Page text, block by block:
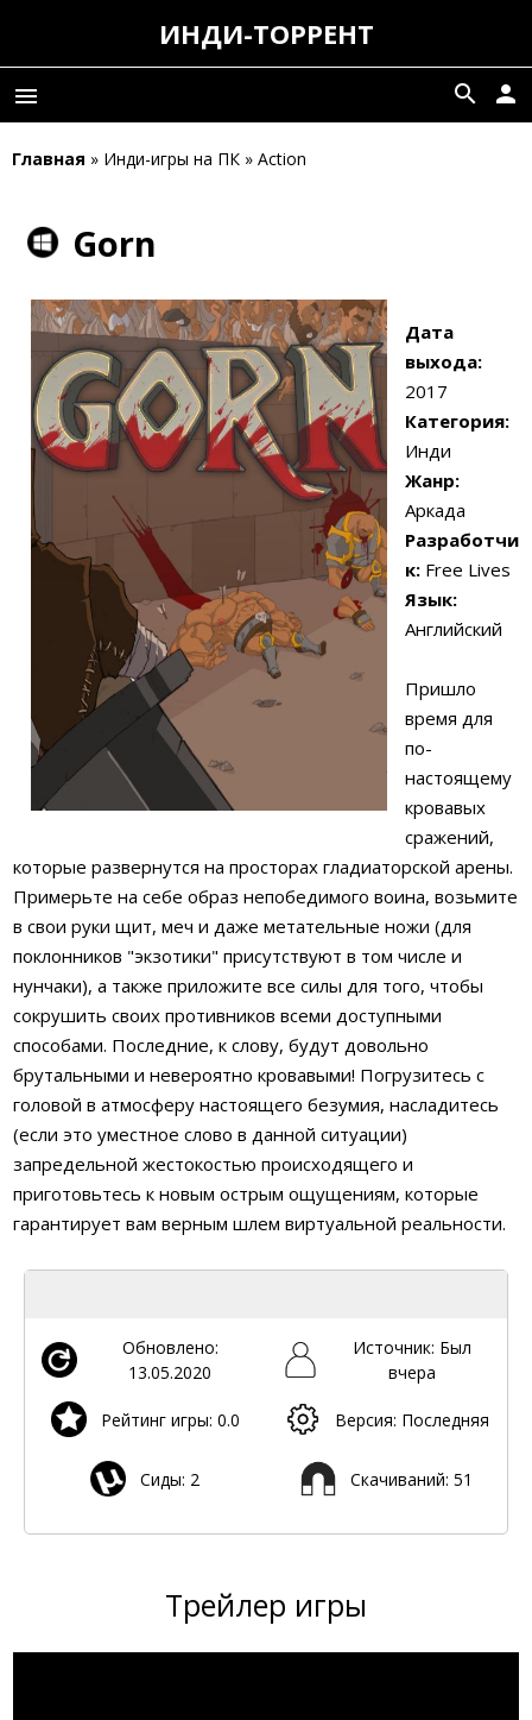
ИНДИ-ТОРРЕНТ
menu person
search
Главная » Инди-игры на ПК » Action
Gorn
Дата
выхода:
2017
Категория:
Инди
Жанр:
Аркада
Разработчи
к: Free Lives
Язык:
Английский
Пришло
время для
по-
настоящему
кровавых
сражений,
которые развернутся на просторах гладиаторской арены.
Примерьте на себе образ непобедимого воина, возьмите
в свои руки щит, меч и даже метательные ножи (для
поклонников "экзотики" присутствуют в том числе и
нунчаки), а также приложите все силы для того, чтобы
сокрушить своих противников всеми доступными
способами. Последние, к слову, будут довольно
брутальными и невероятно кровавыми! Погрузитесь с
головой в атмосферу настоящего безумия, насладитесь
(если это уместное слово в данной ситуации)
запредельной жестокостью происходящего и
приготовьтесь к новым острым ощущениям, которые
гарантирует вам верным шлем виртуальной реальности.
Обновлено:
13.05.2020
Источник: Был
вчера
Рейтинг игры: 0.0 Версия: Последняя
Сиды: 2 Скачиваний: 51
Трейлер игры